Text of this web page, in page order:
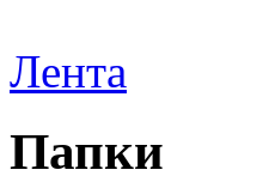
Лента
Папки